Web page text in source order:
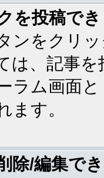
を投稿で
ンをクリ
は、記事
ラム画面
ます。
除/編集で